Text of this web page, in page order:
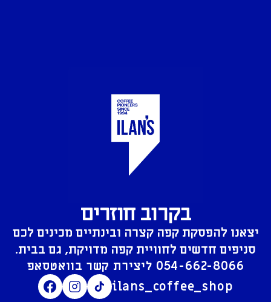
בקרוב חוזרים
יצאנו להפסקת קפה קצרה ובינתיים מכינים לכם
סניפים חדשים לחוויית קפה מדויקת, גם בבית.
054-662-8066
ilans_coffee_shop